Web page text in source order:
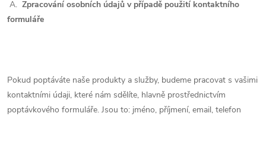
A. Zpracování osobních údajů v případě použití kontaktního
formuláře
Pokud poptáváte naše produkty a služby, budeme pracovat s vašimi
kontaktními údaji, které nám sdělíte, hlavně prostřednictvím
poptávkového formuláře. Jsou to: jméno, příjmení, email, telefon